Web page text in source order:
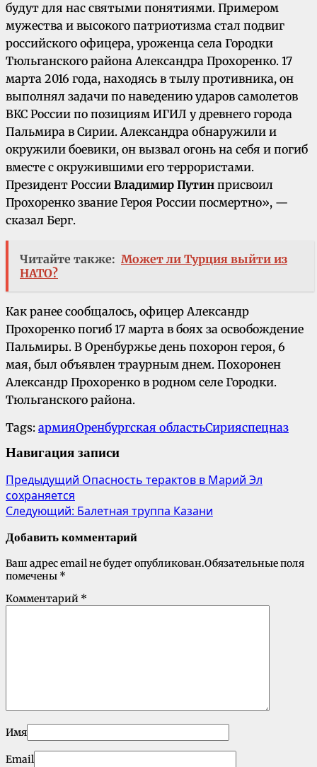
будут для нас святыми понятиями. Примером
мужества и высокого патриотизма стал подвиг
российского офицера, уроженца села Городки
Тюльганского района Александра Прохоренко. 17
марта 2016 года, находясь в тылу противника, он
выполнял задачи по наведению ударов самолетов
ВКС России по позициям ИГИЛ у древнего города
Пальмира в Сирии. Александра обнаружили и
окружили боевики, он вызвал огонь на себя и погиб
вместе с окружившими его террористами.
Президент России Владимир Путин присвоил
Прохоренко звание Героя России посмертно», —
сказал Берг.
Читайте также: Может ли Турция выйти из
НАТО?
Как ранее сообщалось, офицер Александр
Прохоренко погиб 17 марта в боях за освобождение
Пальмиры. В Оренбуржье день похорон героя, 6
мая, был объявлен траурным днем. Похоронен
Александр Прохоренко в родном селе Городки.
Тюльганского района.
Tags: армияОренбургская областьСирияспецназ
Навигация записи
Предыдущий Опасность терактов в Марий Эл
сохраняется
Следующий: Балетная труппа Казани
Добавить комментарий
Ваш адрес email не будет опубликован.Обязательные поля
помечены *
Комментарий *
Имя
Email